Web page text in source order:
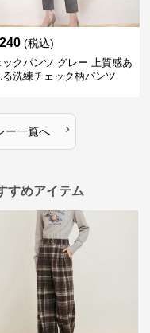
(税込)
ックパンツ グレー 上質感あ
る洗練チェック柄パンツ
ー一覧へ ›
すめアイテム